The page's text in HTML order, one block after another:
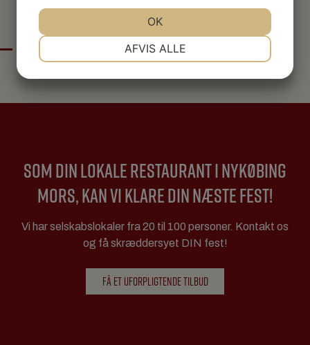
Læs mere »
SOM DIN LOKALE RESTAURANT I NYKØBING
MORS, KAN VI KLARE DIN NÆSTE FEST!
Vi har selskabslokaler fra 20 til 100 personer. Kontakt os
og få skræddersyet DIN fest!
FÅ ET UFORPLIGTENDE TILBUD
AFVIS ALLE
OK